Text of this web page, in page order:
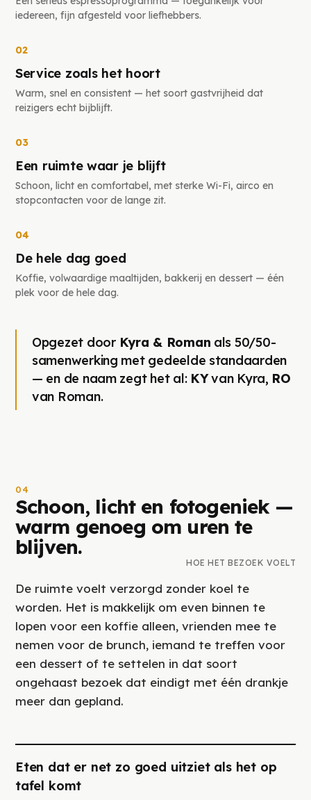
iedereen, fijn afgesteld voor liefhebbers.
02
Service zoals het hoort
Warm, snel en consistent — het soort gastvrijheid dat
reizigers echt bijblijft.
03
Een ruimte waar je blijft
Schoon, licht en comfortabel, met sterke Wi-Fi, airco en
stopcontacten voor de lange zit.
04
De hele dag goed
Koffie, volwaardige maaltijden, bakkerij en dessert — één
plek voor de hele dag.
Opgezet door Kyra & Roman als 50/50-
samenwerking met gedeelde standaarden
— en de naam zegt het al: KYvan Kyra, RO
van Roman.
04
Schoon, licht en fotogeniek —
warm genoeg om uren te
blijven.
HOE HET BEZOEK VOELT
De ruimte voelt verzorgd zonder koel te
worden. Het is makkelijk om even binnen te
lopen voor een koffie alleen, vrienden mee te
nemen voor de brunch, iemand te treffen voor
een dessert of te settelen in dat soort
ongehaast bezoek dat eindigt met één drankje
meer dan gepland.
Eten dat er net zo goed uitziet als het op
tafel komt